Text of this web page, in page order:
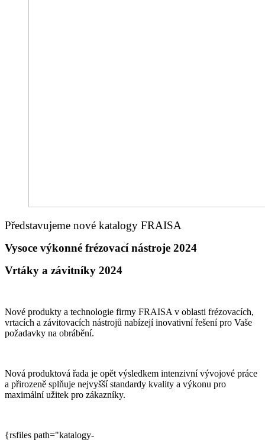
Představujeme nové katalogy FRAISA
Vysoce výkonné frézovací nástroje 2024
Vrtáky a závitníky 2024
Nové produkty a technologie firmy FRAISA v oblasti frézovacích,
vrtacích a závitovacích nástrojů nabízejí inovativní řešení pro Vaše
požadavky na obrábění.
Nová produktová řada je opět výsledkem intenzivní vývojové práce
a přirozeně splňuje nejvyšší standardy kvality a výkonu pro
maximální užitek pro zákazníky.
{rsfiles path="katalogy-